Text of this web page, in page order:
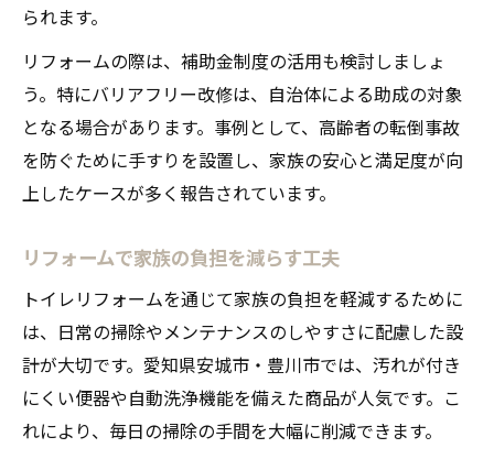
られます。
リフォームの際は、補助金制度の活用も検討しましょ
う。特にバリアフリー改修は、自治体による助成の対象
となる場合があります。事例として、高齢者の転倒事故
を防ぐために手すりを設置し、家族の安心と満足度が向
上したケースが多く報告されています。
リフォームで家族の負担を減らす工夫
トイレリフォームを通じて家族の負担を軽減するために
は、日常の掃除やメンテナンスのしやすさに配慮した設
計が大切です。愛知県安城市・豊川市では、汚れが付き
にくい便器や自動洗浄機能を備えた商品が人気です。こ
れにより、毎日の掃除の手間を大幅に削減できます。